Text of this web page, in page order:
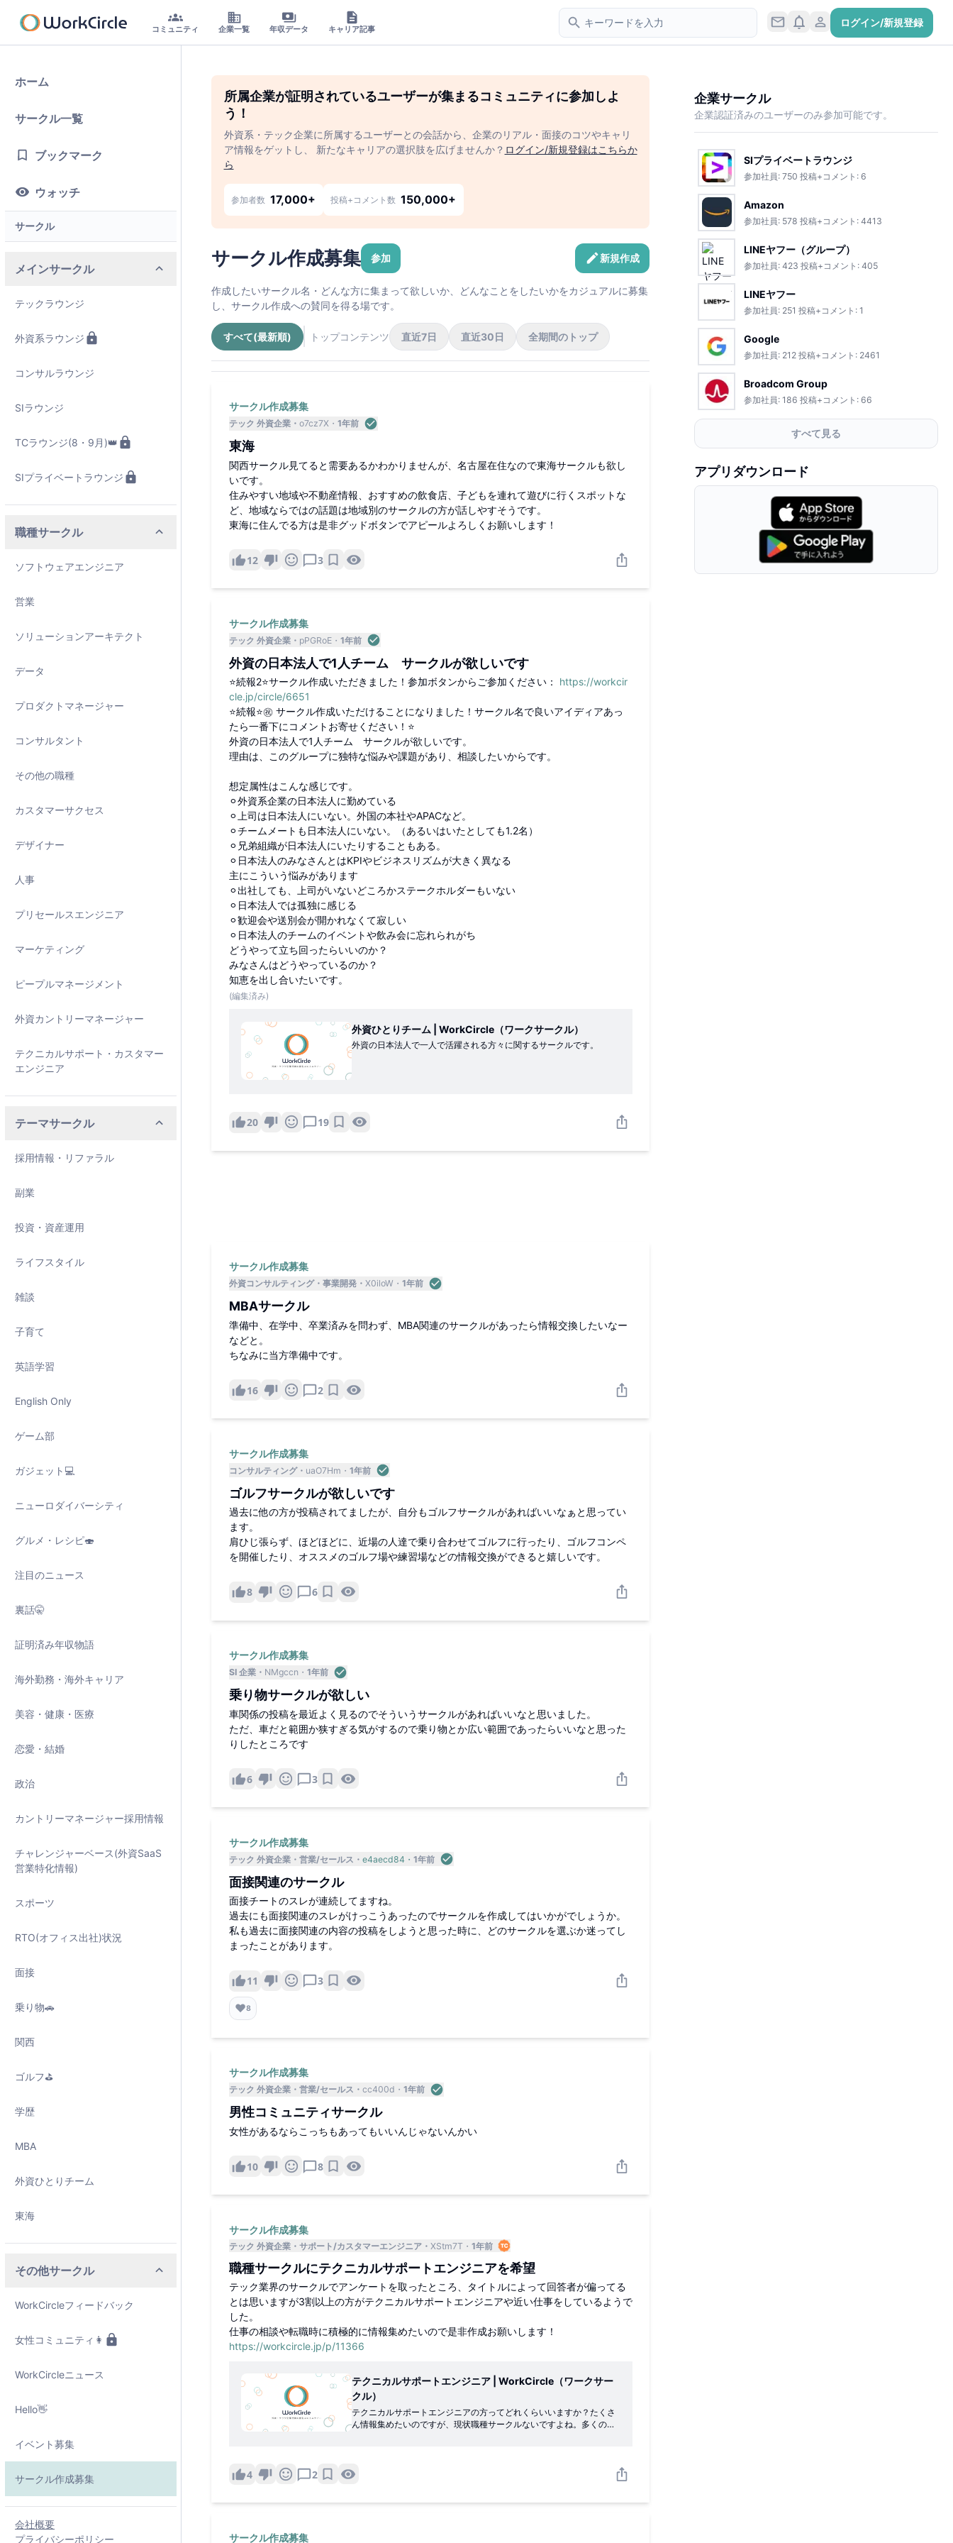
コミュニティ 企業一覧 年収データ キャリア記事
ログイン/新規登録
ホーム
サークル一覧
ブックマーク
ウォッチ
サークル
メインサークル
テックラウンジ
外資系ラウンジ
コンサルラウンジ
SIラウンジ
TCラウンジ(8・9月)👑
SIプライベートラウンジ
職種サークル
ソフトウェアエンジニア
営業
ソリューションアーキテクト
データ
プロダクトマネージャー
コンサルタント
その他の職種
カスタマーサクセス
デザイナー
人事
プリセールスエンジニア
マーケティング
ピープルマネージメント
外資カントリーマネージャー
テクニカルサポート・カスタマー
エンジニア
テーマサークル
採用情報・リファラル
副業
投資・資産運用
ライフスタイル
雑談
子育て
英語学習
English Only
ゲーム部
ガジェット💻
ニューロダイバーシティ
グルメ・レシピ🍣
注目のニュース
裏話🤫
証明済み年収物語
海外勤務・海外キャリア
美容・健康・医療
恋愛・結婚
政治
カントリーマネージャー採用情報
チャレンジャーベース(外資SaaS
営業特化情報)
スポーツ
RTO(オフィス出社)状況
面接
乗り物🚗
関西
ゴルフ⛳️
学歴
MBA
外資ひとりチーム
東海
その他サークル
WorkCircleフィードバック
女性コミュニティ👩
WorkCircleニュース
Hello👋
イベント募集
サークル作成募集
会社概要
プライバシーポリシー
所属企業が証明されているユーザーが集まるコミュニティに参加しよ
う！
外資系・テック企業に所属するユーザーとの会話から、企業のリアル・面接のコツやキャリ
ア情報をゲットし、 新たなキャリアの選択肢を広げませんか？ ログイン/新規登録はこちらか
ら
参加者数 17,000+ 投稿+コメント数 150,000+
サークル作成募集 参加 新規作成
作成したいサークル名・どんな方に集まって欲しいか、どんなことをしたいかをカジュアルに募集
し、サークル作成への賛同を得る場です。
すべて(最新順) トップコンテンツ 直近7日 直近30日 全期間のトップ
サークル作成募集
テック 外資企業 o7cz7X 1年前
東海
関西サークル見てると需要あるかわかりませんが、名古屋在住なので東海サークルも欲し
いです。
住みやすい地域や不動産情報、おすすめの飲食店、子どもを連れて遊びに行くスポットな
ど、地域ならではの話題は地域別のサークルの方が話しやすそうです。
東海に住んでる方は是非グッドボタンでアピールよろしくお願いします！
12 3
サークル作成募集
テック 外資企業 pPGRoE 1年前
外資の日本法人で1人チーム サークルが欲しいです
⭐️続報2⭐️サークル作成いただきました！参加ボタンからご参加ください：
https://workcir
cle.jp/circle/6651
⭐️続報⭐️㊗️ サークル作成いただけることになりました！サークル名で良いアイディアあっ
たら一番下にコメントお寄せください！⭐️
外資の日本法人で1人チーム サークルが欲しいです。
理由は、このグループに独特な悩みや課題があり、相談したいからです。
想定属性はこんな感じです。
⚪︎外資系企業の日本法人に勤めている
⚪︎上司は日本法人にいない。外国の本社やAPACなど。
⚪︎チームメートも日本法人にいない。（あるいはいたとしても1.2名）
⚪︎兄弟組織が日本法人にいたりすることもある。
⚪︎日本法人のみなさんとはKPIやビジネスリズムが大きく異なる
主にこういう悩みがあります
⚪︎出社しても、上司がいないどころかステークホルダーもいない
⚪︎日本法人では孤独に感じる
⚪︎歓迎会や送別会が開かれなくて寂しい
⚪︎日本法人のチームのイベントや飲み会に忘れられがち
どうやって立ち回ったらいいのか？
みなさんはどうやっているのか？
知恵を出し合いたいです。
(編集済み)
外資ひとりチーム | WorkCircle（ワークサークル）
外資の日本法人で一人で活躍される方々に関するサークルです。
20 19
サークル作成募集
外資コンサルティング 事業開発 X0iloW 1年前
MBAサークル
準備中、在学中、卒業済みを問わず、MBA関連のサークルがあったら情報交換したいなー
などと。
ちなみに当方準備中です。
16 2
サークル作成募集
コンサルティング uaO7Hm 1年前
ゴルフサークルが欲しいです
過去に他の方が投稿されてましたが、自分もゴルフサークルがあればいいなぁと思ってい
ます。
肩ひじ張らず、ほどほどに、近場の人達で乗り合わせてゴルフに行ったり、ゴルフコンペ
を開催したり、オススメのゴルフ場や練習場などの情報交換ができると嬉しいです。
8 6
サークル作成募集
SI 企業 NMgccn 1年前
乗り物サークルが欲しい
車関係の投稿を最近よく見るのでそういうサークルがあればいいなと思いました。
ただ、車だと範囲か狭すぎる気がするので乗り物とか広い範囲であったらいいなと思った
りしたところです
6 3
サークル作成募集
テック 外資企業 営業/セールス e4aecd84 1年前
面接関連のサークル
面接チートのスレが連続してますね。
過去にも面接関連のスレがけっこうあったのでサークルを作成してはいかがでしょうか。
私も過去に面接関連の内容の投稿をしようと思った時に、どのサークルを選ぶか迷ってし
まったことがあります。
11 3
❤️8
サークル作成募集
テック 外資企業 営業/セールス cc400d 1年前
男性コミュニティサークル
女性があるならこっちもあってもいいんじゃないんかい
10 8
サークル作成募集
テック 外資企業 サポート/カスタマーエンジニア XStm7T 1年前
職種サークルにテクニカルサポートエンジニアを希望
テック業界のサークルでアンケートを取ったところ、タイトルによって回答者が偏ってる
とは思いますが3割以上の方がテクニカルサポートエンジニアや近い仕事をしているようで
した。
仕事の相談や転職時に積極的に情報集めたいので是非作成お願いします！
https://workcircle.jp/p/11366
テクニカルサポートエンジニア | WorkCircle（ワークサー
クル）
テクニカルサポートエンジニアの方ってどれくらいいますか？たくさ
ん情報集めたいのですが、現状職種サークルないですよね。多くの方
4 2
サークル作成募集
企業サークル
企業認証済みのユーザーのみ参加可能です。
SIプライベートラウンジ
参加社員: 750 投稿+コメント: 6
Amazon
参加社員: 578 投稿+コメント: 4413
LINEヤフー（グループ）
参加社員: 423 投稿+コメント: 405
LINEヤフー
参加社員: 251 投稿+コメント: 1
Google
参加社員: 212 投稿+コメント: 2461
Broadcom Group
参加社員: 186 投稿+コメント: 66
すべて見る
アプリダウンロード